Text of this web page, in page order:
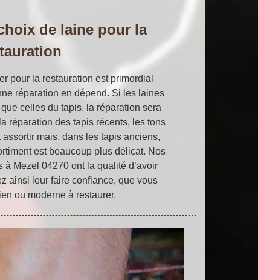
de laine pour la
pour la restauration est primordial
réparation en dépend. Si les laines
celles du tapis, la réparation sera
réparation des tapis récents, les tons
mais, dans les tapis anciens,
est beaucoup plus délicat. Nos
à Mezel 04270 ont la qualité d’avoir
ainsi leur faire confiance, que vous
ou moderne à restaurer.